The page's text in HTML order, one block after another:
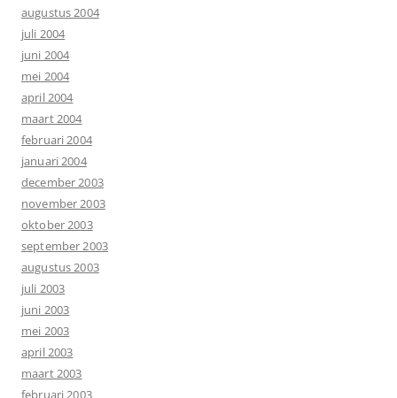
augustus 2004
juli 2004
juni 2004
mei 2004
april 2004
maart 2004
februari 2004
januari 2004
december 2003
november 2003
oktober 2003
september 2003
augustus 2003
juli 2003
juni 2003
mei 2003
april 2003
maart 2003
februari 2003